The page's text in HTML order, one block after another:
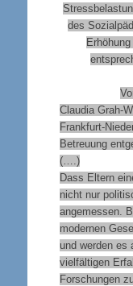
des
Claudia Grah-
Frankfurt-
Betreuung
(….)
Dass Eltern
nicht nur
angemessen.
modernen
und werden es
vielfältigen
Forschungen